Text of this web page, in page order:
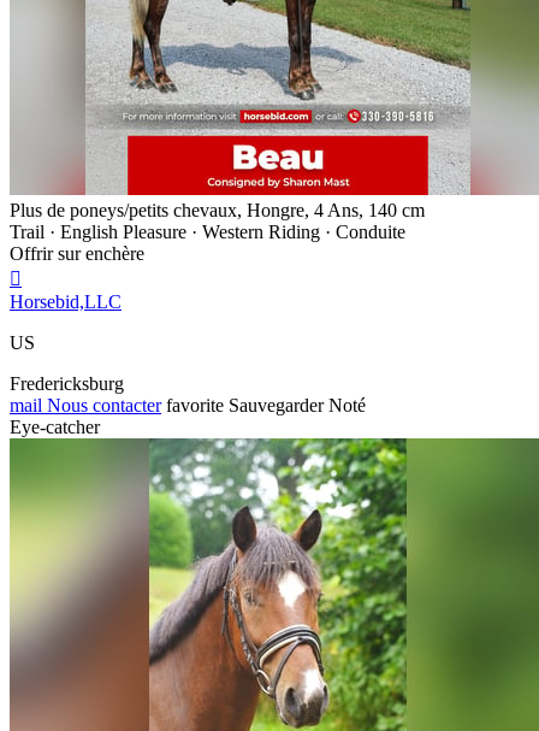
Plus de poneys/petits chevaux, Hongre, 4 Ans, 140 cm
Trail · English Pleasure · Western Riding · Conduite
Offrir sur enchère

Horsebid,LLC
US
Fredericksburg
mail Nous contacter favorite Sauvegarder Noté
Eye-catcher